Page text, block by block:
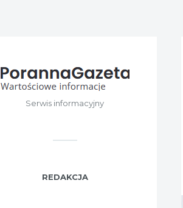
Serwis informacyjny
REDAKCJA